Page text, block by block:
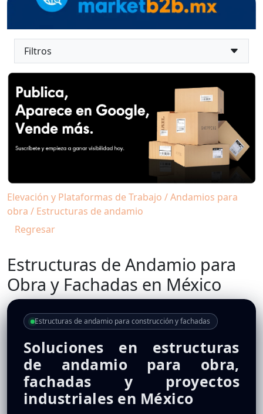
Filtros
Elevación y Plataformas de Trabajo / Andamios para
obra / Estructuras de andamio
Regresar
Estructuras de Andamio para
Obra y Fachadas en México
Estructuras de andamio para construcción y fachadas
Soluciones en estructuras
de andamio para obra,
fachadas y proyectos
industriales en México